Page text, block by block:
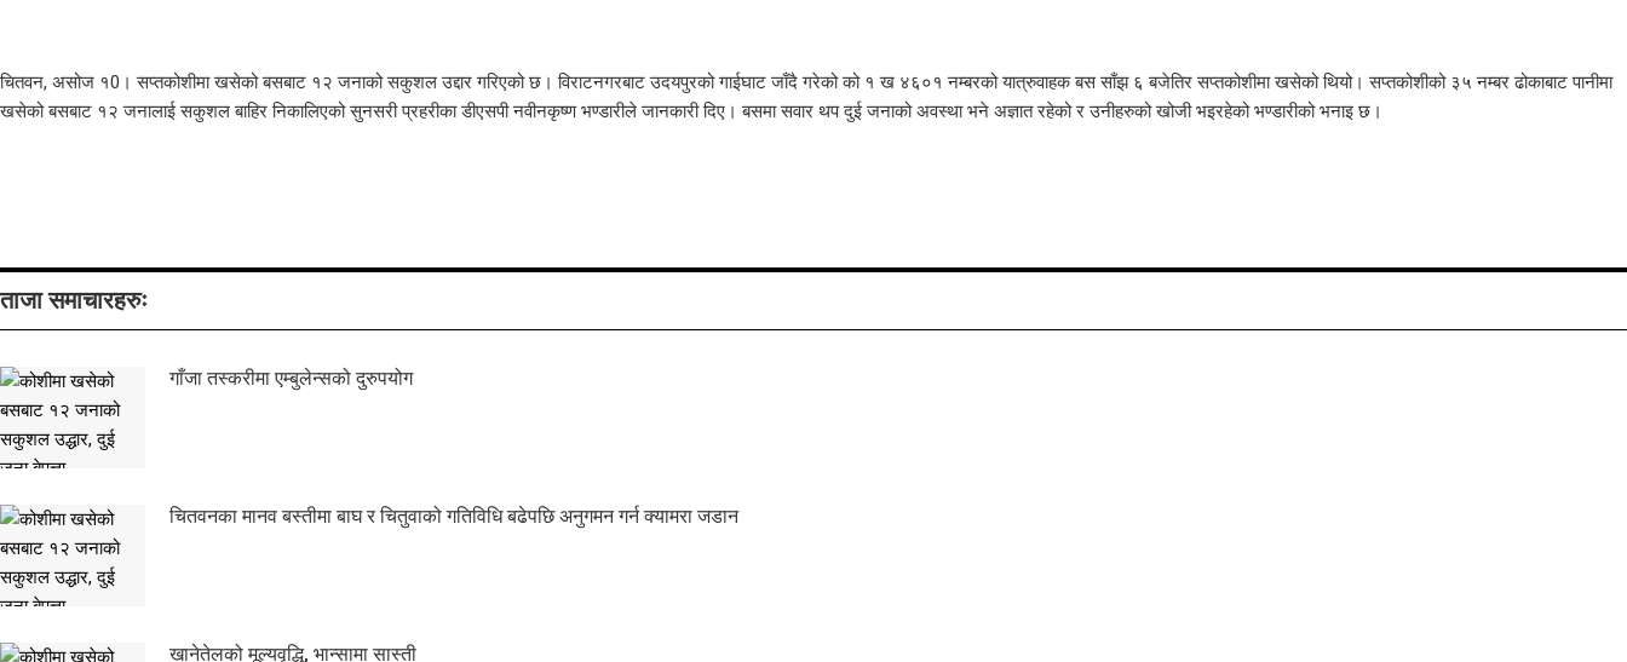
चितवन, असोज १0। सप्तकोशीमा खसेको बसबाट १२ जनाको सकुशल उद्दार गरिएको छ। विराटनगरबाट उदयपुरको गाईघाट जाँदै गरेको को १ ख ४६०१ नम्बरको यात्रुवाहक बस साँझ ६ बजेतिर सप्तकोशीमा खसेको थियो। सप्तकोशीको ३५ नम्बर ढोकाबाट पानीमा
खसेको बसबाट १२ जनालाई सकुशल बाहिर निकालिएको सुनसरी प्रहरीका डीएसपी नवीनकृष्ण भण्डारीले जानकारी दिए। बसमा सवार थप दुई जनाको अवस्था भने अज्ञात रहेको र उनीहरुको खोजी भइरहेको भण्डारीको भनाइ छ।
ताजा समाचारहरुः
गाँजा तस्करीमा एम्बुलेन्सको दुरुपयोग
चितवनका मानव बस्तीमा बाघ र चितुवाको गतिविधि बढेपछि अनुगमन गर्न क्यामरा जडान
खानेतेलको मूल्यवृद्धि, भान्सामा सास्ती